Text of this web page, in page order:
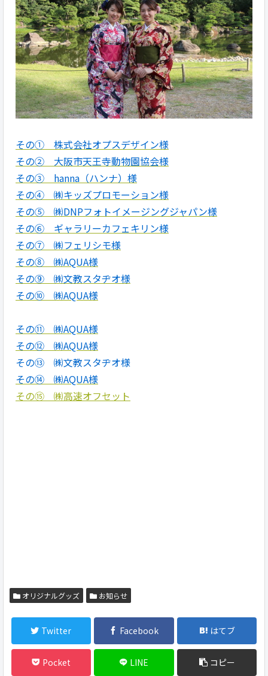
その① 株式会社オプスデザイン様
その② 大阪市天王寺動物園協会様
その③ hanna（ハンナ）様
その④ ㈱キッズプロモーション様
その⑤ ㈱DNPフォトイメージングジャパン様
その⑥ ギャラリーカフェキリン様
その⑦ ㈱フェリシモ様
その⑧ ㈱AQUA様
その⑨ ㈱文教スタヂオ様
その⑩ ㈱AQUA様
その⑪ ㈱AQUA様
その⑫ ㈱AQUA様
その⑬ ㈱文教スタヂオ様
その⑭ ㈱AQUA様
その⑮ ㈱高速オフセット
オリジナルグッズ お知らせ
Twitter Facebook はてブ
Pocket LINE コピー